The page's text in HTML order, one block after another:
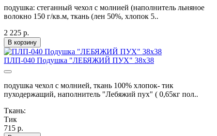
подушка: стеганный чехол с молнией (наполнитель льняное
волокно 150 г/кв.м, ткань (лен 50%, хлопок 5..
2 225 р.
В корзину
ПЛП-040 Подушка "ЛЕБЯЖИЙ ПУХ" 38х38
подушка чехол с молнией, ткань 100% хлопок- тик
пуходержащий, наполнитель "Лебяжий пух" ( 0,65кг пол..
Ткань:
Тик
715 р.